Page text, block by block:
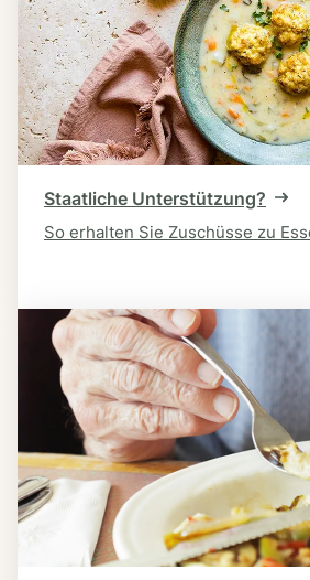
Staatliche Unterstützung?
So erhalten Sie Zuschüsse zu